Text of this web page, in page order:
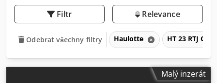
Filtr Relevance
Odebrat všechny filtry Haulotte HT 23 RTJ O
Malý inzerát